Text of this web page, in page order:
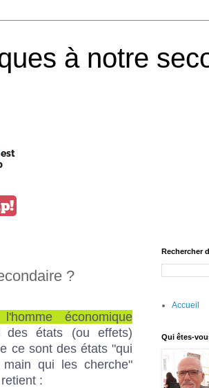
à notre
est
?
économique
desétats (ou effets)
ce sont des états "qui
qui les cherche"
:
Rechercher
Accueil
Qui êtes-